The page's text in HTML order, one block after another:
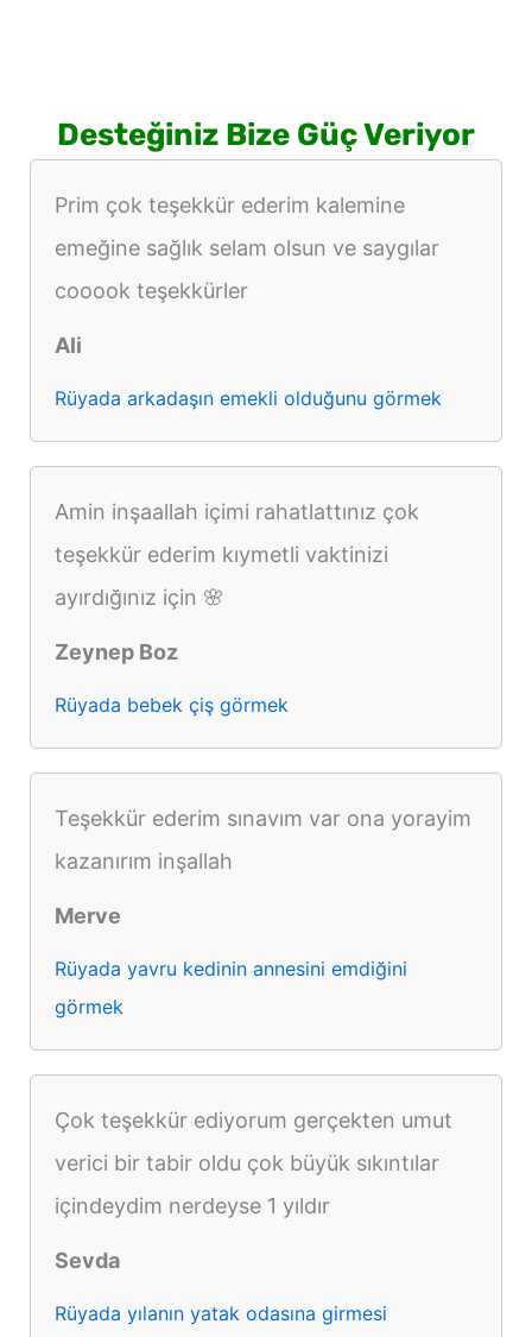
Desteğiniz Bize Güç Veriyor
Prim çok teşekkür ederim kalemine
emeğine sağlık selam olsun ve saygılar
cooook teşekkürler
Ali
Rüyada arkadaşın emekli olduğunu görmek
Amin inşaallah içimi rahatlattınız çok
teşekkür ederim kıymetli vaktinizi
ayırdığınız için 🌸
Zeynep Boz
Rüyada bebek çiş görmek
Teşekkür ederim sınavım var ona yorayim
kazanırım inşallah
Merve
Rüyada yavru kedinin annesini emdiğini
görmek
Çok teşekkür ediyorum gerçekten umut
verici bir tabir oldu çok büyük sıkıntılar
içindeydim nerdeyse 1 yıldır
Sevda
Rüyada yılanın yatak odasına girmesi